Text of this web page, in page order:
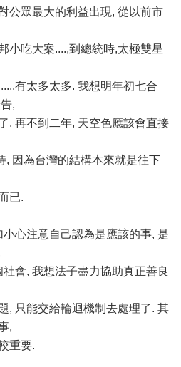
公眾最大的利益出現, 從以前市
小吃大案....,到總統時,太極雙星
有太多太多. 我想明年初七合
,
. 再不到二年, 天空色應該會直接
, 因為台灣的結構本來就是往下
已.
心注意自己認為是應該的事, 是
會, 我想法子盡力協助真正善良
, 只能交給輪迴機制去處理了. 其
,
重要.